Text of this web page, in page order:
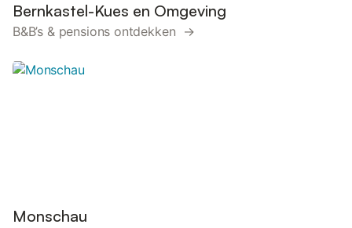
Bernkastel-Kues en Omgeving
B&B’s & pensions ontdekken →
Monschau